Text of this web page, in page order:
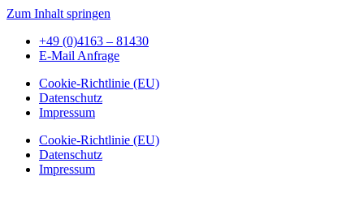
Zum Inhalt springen
+49 (0)4163 – 81430
E-Mail Anfrage
Cookie-Richtlinie (EU)
Datenschutz
Impressum
Cookie-Richtlinie (EU)
Datenschutz
Impressum